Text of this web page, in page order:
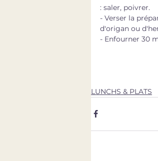
: saler, poivrer.
- Verser la
d'origan ou
- Enfourner 30
LUNCHS & PLATS